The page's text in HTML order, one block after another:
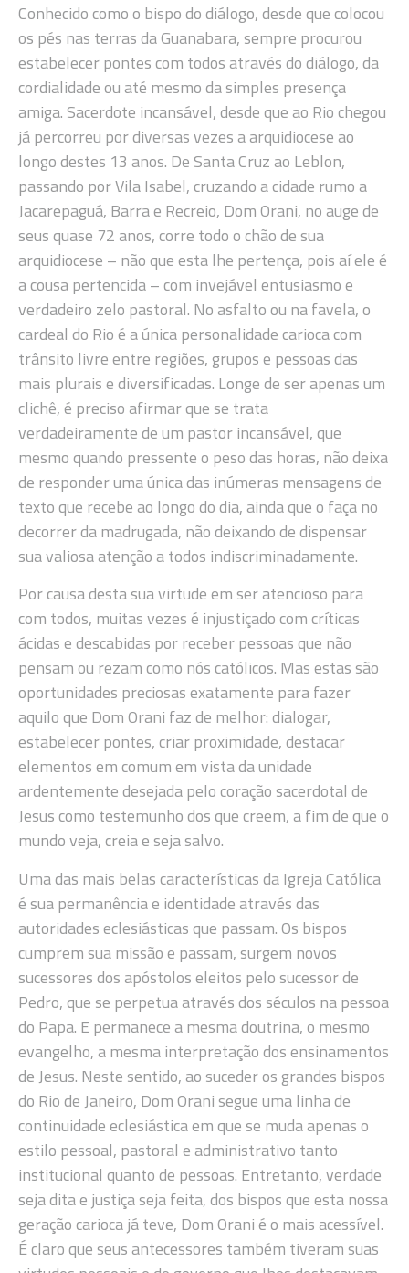
Conhecido como o bispo do diálogo, desde que colocou
os pés nas terras da Guanabara, sempre procurou
estabelecer pontes com todos através do diálogo, da
cordialidade ou até mesmo da simples presença
amiga. Sacerdote incansável, desde que ao Rio chegou
já percorreu por diversas vezes a arquidiocese ao
longo destes 13 anos. De Santa Cruz ao Leblon,
passando por Vila Isabel, cruzando a cidade rumo a
Jacarepaguá, Barra e Recreio, Dom Orani, no auge de
seus quase 72 anos, corre todo o chão de sua
arquidiocese – não que esta lhe pertença, pois aí ele é
a cousa pertencida – com invejável entusiasmo e
verdadeiro zelo pastoral. No asfalto ou na favela, o
cardeal do Rio é a única personalidade carioca com
trânsito livre entre regiões, grupos e pessoas das
mais plurais e diversificadas. Longe de ser apenas um
clichê, é preciso afirmar que se trata
verdadeiramente de um pastor incansável, que
mesmo quando pressente o peso das horas, não deixa
de responder uma única das inúmeras mensagens de
texto que recebe ao longo do dia, ainda que o faça no
decorrer da madrugada, não deixando de dispensar
sua valiosa atenção a todos indiscriminadamente.
Por causa desta sua virtude em ser atencioso para
com todos, muitas vezes é injustiçado com críticas
ácidas e descabidas por receber pessoas que não
pensam ou rezam como nós católicos. Mas estas são
oportunidades preciosas exatamente para fazer
aquilo que Dom Orani faz de melhor: dialogar,
estabelecer pontes, criar proximidade, destacar
elementos em comum em vista da unidade
ardentemente desejada pelo coração sacerdotal de
Jesus como testemunho dos que creem, a fim de que o
mundo veja, creia e seja salvo.
Uma das mais belas características da Igreja Católica
é sua permanência e identidade através das
autoridades eclesiásticas que passam. Os bispos
cumprem sua missão e passam, surgem novos
sucessores dos apóstolos eleitos pelo sucessor de
Pedro, que se perpetua através dos séculos na pessoa
do Papa. E permanece a mesma doutrina, o mesmo
evangelho, a mesma interpretação dos ensinamentos
de Jesus. Neste sentido, ao suceder os grandes bispos
do Rio de Janeiro, Dom Orani segue uma linha de
continuidade eclesiástica em que se muda apenas o
estilo pessoal, pastoral e administrativo tanto
institucional quanto de pessoas. Entretanto, verdade
seja dita e justiça seja feita, dos bispos que esta nossa
geração carioca já teve, Dom Orani é o mais acessível.
É claro que seus antecessores também tiveram suas